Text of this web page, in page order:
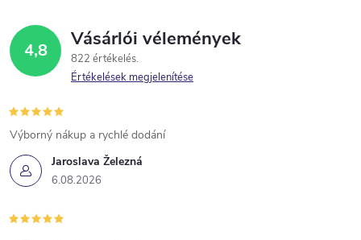
4,8 Vásárlói vélemények
822 értékelés
Értékelések megjelenítése
Jaroslava Železná
6.08.2026
Výborný nákup a rychlé dodání